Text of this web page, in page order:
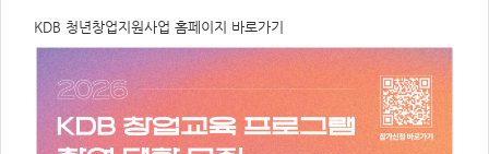
형,
저
작
권
자/
작
자,
KDB 청년창업지원사업 홈페이지 바로가기